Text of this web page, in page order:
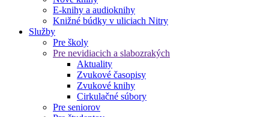
E-knihy a audioknihy
Knižné búdky v uliciach Nitry
Služby
Pre školy
Pre nevidiacich a slabozrakých
Aktuality
Zvukové časopisy
Zvukové knihy
Cirkulačné súbory
Pre seniorov